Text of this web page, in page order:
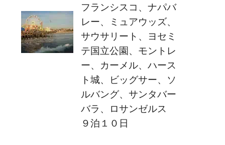
フランシスコ、ナパバ
レー、ミュアウッズ、
サウサリート、ヨセミ
テ国立公園、モントレ
ー、カーメル、ハース
ト城、ビッグサー、ソ
ルバング、サンタバー
バラ、ロサンゼルス
９泊１０日